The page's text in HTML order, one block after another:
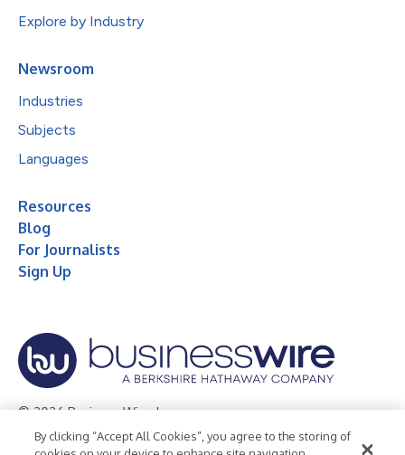
Explore by Industry
Newsroom
Industries
Subjects
Languages
Resources
Blog
For Journalists
Sign Up
© 2026 Business Wire, Inc.
Privacy Policy Cookie Policy Accessibility Statement
By clicking “Accept All Cookies”, you agree to the storing of